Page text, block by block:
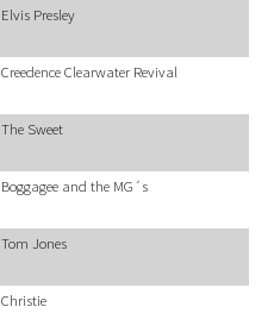
Elvis Presley
Creedence Clearwater Revival
The Sweet
Boggagee and the MG´s
Tom Jones
Christie